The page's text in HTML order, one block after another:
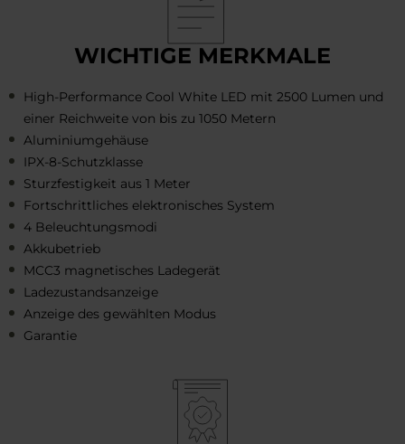
WICHTIGE MERKMALE
High-Performance Cool White LED mit 2500 Lumen und
einer Reichweite von bis zu 1050 Metern
Aluminiumgehäuse
IPX-8-Schutzklasse
Sturzfestigkeit aus 1 Meter
Fortschrittliches elektronisches System
4 Beleuchtungsmodi
Akkubetrieb
MCC3 magnetisches Ladegerät
Ladezustandsanzeige
Anzeige des gewählten Modus
Garantie